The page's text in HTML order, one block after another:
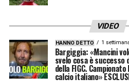
VIDEO
HANNO DETTO 1
Bargiggia: «Mancini
svelo cosa è
della FIGC.
calcio italiano»